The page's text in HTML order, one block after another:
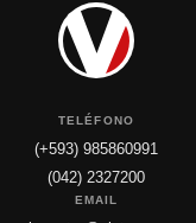
TELÉFONO
(+593) 985860991
(042) 2327200
EMAIL